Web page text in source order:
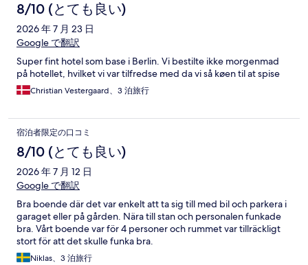
8/10 (とても良い)
2026 年 7 月 23 日
Google で翻訳
Super fint hotel som base i Berlin. Vi bestilte ikke morgenmad
på hotellet, hvilket vi var tilfredse med da vi så køen til at spise
Christian Vestergaard、3 泊旅行
宿泊者限定の口コミ
8/10 (とても良い)
2026 年 7 月 12 日
Google で翻訳
Bra boende där det var enkelt att ta sig till med bil och parkera i
garaget eller på gården. Nära till stan och personalen funkade
bra. Vårt boende var för 4 personer och rummet var tillräckligt
stort för att det skulle funka bra.
Niklas、3 泊旅行